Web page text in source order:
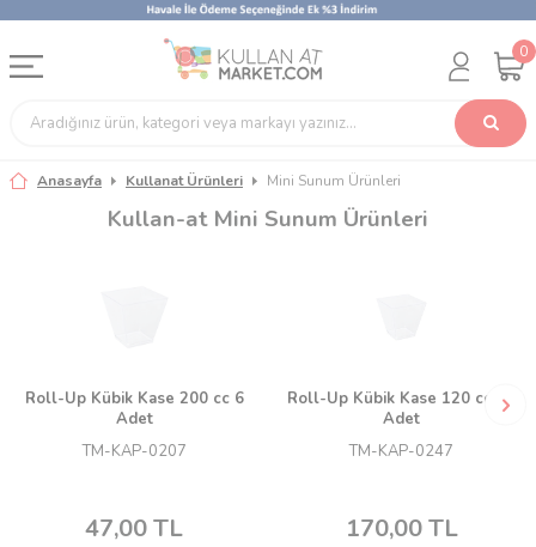
0
Anasayfa Kullanat Ürünleri Mini Sunum Ürünleri
Kullan-at Mini Sunum Ürünleri
Roll-Up Kübik Kase 200 cc 6
Adet
TM-KAP-0207
47,00TL
Roll-Up Kübik Kase 120 cc 24
Adet
TM-KAP-0247
170,00TL